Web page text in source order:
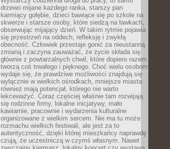
drzewo mijane każdego ranka, starszy pan
karmiący gołębie, dzieci bawiące się po szkole na
skwerze i starsze osoby, które siedzą na ławkach,
obserwując mijający dzień. W takim rytmie pojawia
się przestrzeń na oddech, refleksję i zwykłą
obecność. Człowiek przestaje gonić za nieustanną
zmianą i zaczyna zauważać, że życie składa się
głównie z powtarzalnych chwil, które dopiero razem
tworzą coś trwałego i pięknego. Choć wielu osobom
wydaje się, że prawdziwe możliwości znajdują się
wyłącznie w wielkich ośrodkach, mniejsze miasta
również mają potencjał, którego nie warto
lekceważyć. Coraz częściej właśnie tam rozwijają
się rodzinne firmy, lokalne inicjatywy, małe
kawiarnie, pracownie i wydarzenia kulturalne
organizowane z wielkim sercem. Nie ma tu może
rozmachu wielkich festiwali, ale jest za to
autentyczność, dzięki której mieszkańcy naprawdę
czują, że uczestniczą w czymś własnym. Nawet